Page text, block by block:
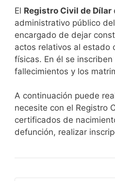
El Registro Civil de Dílar
administrativo público
encargado de dejar
actos relativos al estado
físicas. En él se
fallecimientos y los
A continuación puede
necesite con el Registro
certificados de
defunción, realizar